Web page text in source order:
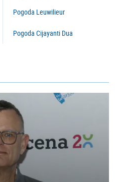
Pogoda Leuwilieur
Pogoda Cijayanti Dua